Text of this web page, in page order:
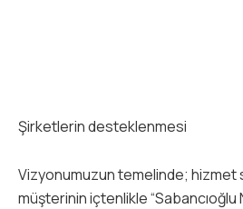
Şirketlerin desteklenmesi
Vizyonumuzun temelinde; hizmet
müşterinin içtenlikle “Sabancıoğlu